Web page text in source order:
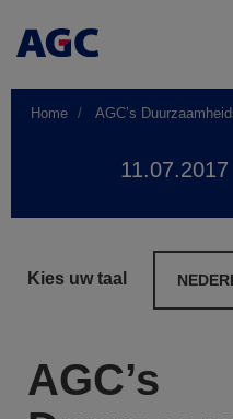
Home AGC’s
11.07.2017
Kies uw taal
AGC’s